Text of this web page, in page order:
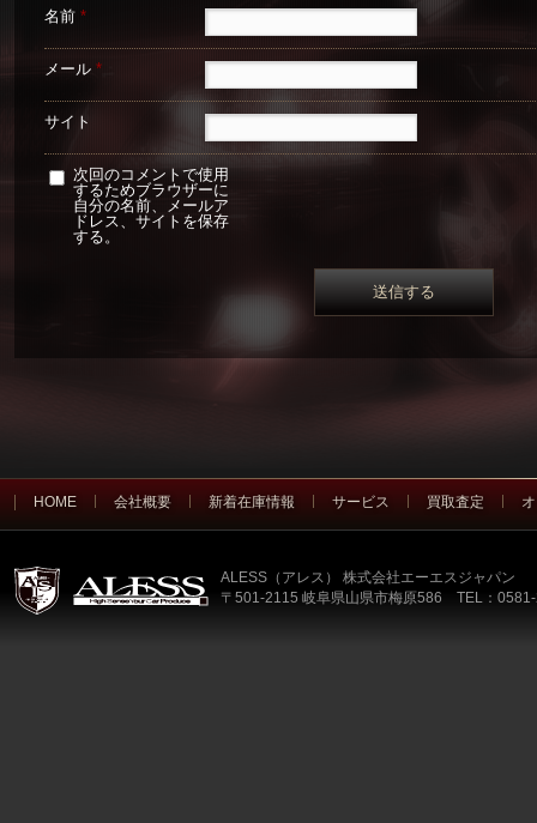
名前 *
メール *
サイト
次回のコメントで使用
するためブラウザーに
自分の名前、メールア
ドレス、サイトを保存
する。
HOME 会社概要 新着在庫情報 サービス 買取査定
ALESS（アレス） 株式会社エーエスジャパン
〒501-2115 岐阜県山県市梅原586 TEL：